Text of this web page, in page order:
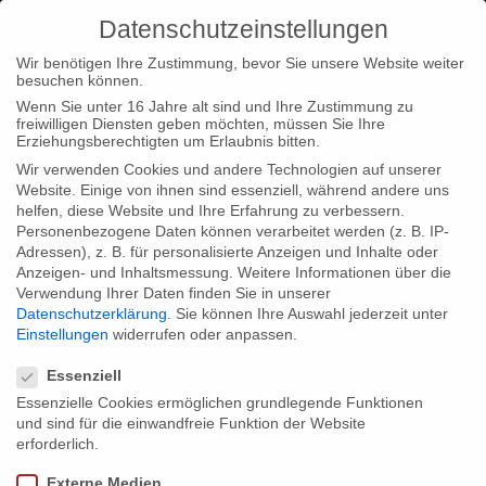
Home Typ|News
Österreich-Premiere von Empire Me auf
der Diagonale
Österreich-Premiere von Empire Me auf
der Diagonale
Am Freitag, den 25. März 2011 um 20.30 Uhr, hat unser Film
“Empire Me” Österreich-Premiere auf der Diagonale. Die zweite
Datenschutzeinstellungen
Wir benötigen Ihre Zustimmung, bevor Sie unsere Website weiter
besuchen können.
Wenn Sie unter 16 Jahre alt sind und Ihre Zustimmung zu
freiwilligen Diensten geben möchten, müssen Sie Ihre
Erziehungsberechtigten um Erlaubnis bitten.
Wir verwenden Cookies und andere Technologien auf unserer
Website. Einige von ihnen sind essenziell, während andere uns
helfen, diese Website und Ihre Erfahrung zu verbessern.
Personenbezogene Daten können verarbeitet werden (z. B. IP-
Adressen), z. B. für personalisierte Anzeigen und Inhalte oder
Anzeigen- und Inhaltsmessung. Weitere Informationen über die
Verwendung Ihrer Daten finden Sie in unserer
Datenschutzerklärung
Sie können Ihre Auswahl jederzeit unter
Einstellungen widerrufen oder anpassen.
Essenziell
Essenzielle Cookies ermöglichen grundlegende Funktionen
und sind für die einwandfreie Funktion der Website
erforderlich.